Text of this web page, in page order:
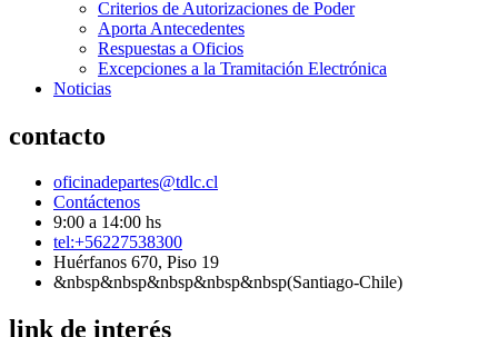
Criterios de Autorizaciones de Poder
Aporta Antecedentes
Respuestas a Oficios
Excepciones a la Tramitación Electrónica
Noticias
contacto
oficinadepartes@tdlc.cl
Contáctenos
9:00 a 14:00 hs
tel:+56227538300
Huérfanos 670, Piso 19
&nbsp&nbsp&nbsp&nbsp&nbsp(Santiago-Chile)
link de interés